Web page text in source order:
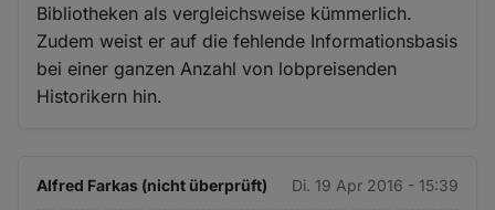
Bibliotheken als vergleichsweise kümmerlich.
Zudem weist er auf die fehlende Informationsbasis
bei einer ganzen Anzahl von lobpreisenden
Historikern hin.
Alfred Farkas (nicht überprüft) Di. 19 Apr 2016 - 15:39